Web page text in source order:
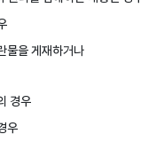
물을 게재하거나
경우
우